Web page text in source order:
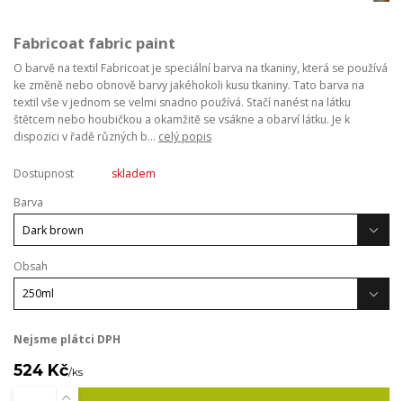
Fabricoat fabric paint
O barvě na textil Fabricoat je speciální barva na tkaniny, která se používá
ke změně nebo obnově barvy jakéhokoli kusu tkaniny. Tato barva na
textil vše v jednom se velmi snadno používá. Stačí nanést na látku
štětcem nebo houbičkou a okamžitě se vsákne a obarví látku. Je k
dispozici v řadě různých b... celý popis
Dostupnost
skladem
Barva
Obsah
Nejsme plátci DPH
524 Kč/ks